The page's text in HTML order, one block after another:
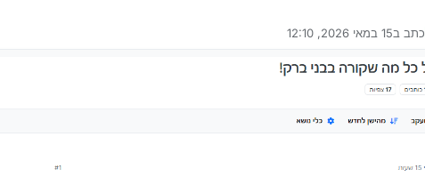
כתב ב15 במאי 2026, 12:10
נערך לאחרונה על ידי